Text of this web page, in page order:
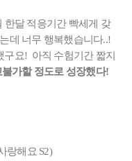
한달 적응기간 빡세게 갖
데 너무 행복했습니다..!
구요! 아직 수험기간 짧지
가할 정도로 성장했다!
랑해요 S2)